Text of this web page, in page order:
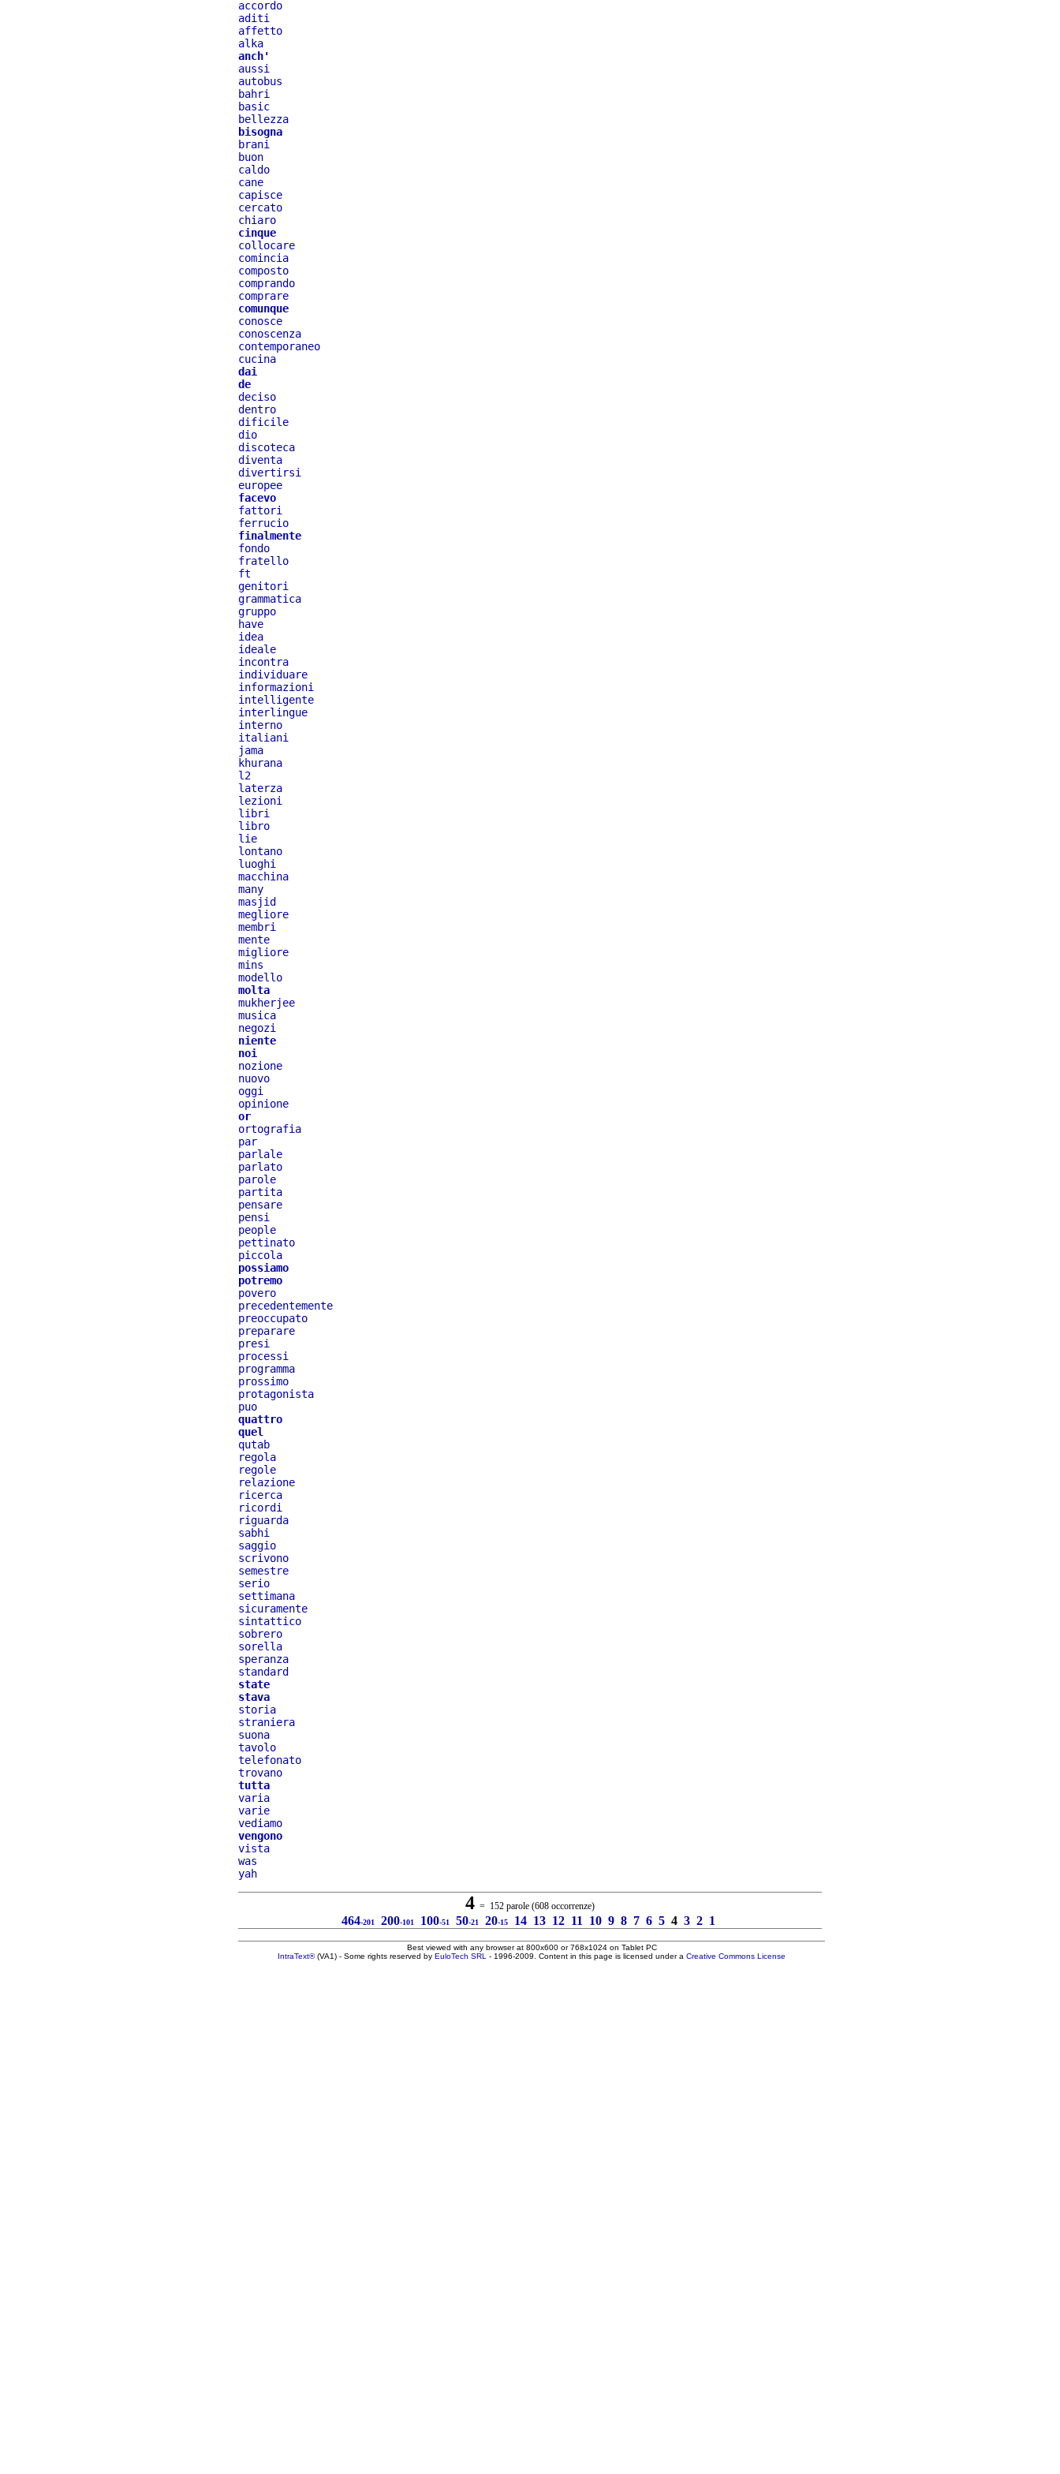
accordo
aditi
affetto
alka
anch'
aussi
autobus
bahri
basic
bellezza
bisogna
brani
buon
caldo
cane
capisce
cercato
chiaro
cinque
collocare
comincia
composto
comprando
comprare
comunque
conosce
conoscenza
contemporaneo
cucina
dai
de
deciso
dentro
dificile
dio
discoteca
diventa
divertirsi
europee
facevo
fattori
ferrucio
finalmente
fondo
fratello
ft
genitori
grammatica
gruppo
have
idea
ideale
incontra
individuare
informazioni
intelligente
interlingue
interno
italiani
jama
khurana
l2
laterza
lezioni
libri
libro
lie
lontano
luoghi
macchina
many
masjid
megliore
membri
mente
migliore
mins
modello
molta
mukherjee
musica
negozi
niente
noi
nozione
nuovo
oggi
opinione
or
ortografia
par
parlale
parlato
parole
partita
pensare
pensi
people
pettinato
piccola
possiamo
potremo
povero
precedentemente
preoccupato
preparare
presi
processi
programma
prossimo
protagonista
puo
quattro
quel
qutab
regola
regole
relazione
ricerca
ricordi
riguarda
sabhi
saggio
scrivono
semestre
serio
settimana
sicuramente
sintattico
sobrero
sorella
speranza
standard
state
stava
storia
straniera
suona
tavolo
telefonato
trovano
tutta
varia
varie
vediamo
vengono
vista
was
yah
4 = 152 parole (608 occorrenze)
464-201 200-101 100-51 50-21 20-15 14 13 12 11 10 9 8 7 6 5 4 3 2 1
Best viewed with any browser at 800x600 or 768x1024 on Tablet PC
IntraText®(VA1) - Some rights reserved by EuloTech SRL - 1996-2009. Content in this page is licensed under a Creative Commons License